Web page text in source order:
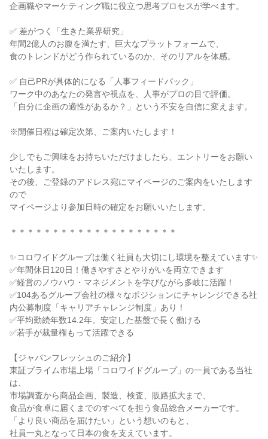
企画職やマーケティング職に役立つ思考プロセスが学べます。
✅ 差がつく「生きた業界研究」
年間2億人のお腹を満たす、巨大なプラットフォームで、
食のトレンドがどう作られているのか、そのリアルを体感。
✅ 自己PRが具体的になる「人事フィードバック」
ワーク中のあなたの発言や視点を、人事がプロの目で評価。
「自分に企画の適性があるか？」という不安を自信に変えます。
※開催日程は確定次第、ご案内いたします！
少しでもご興味をお持ちいただけましたら、エントリーをお願い
いたします。
その後、ご登録のアドレス宛にマイページのご案内をいたします
ので
マイページより参加日時の確定をお願いいたします。
＊＊＊＊＊＊＊＊＊＊＊＊＊＊＊＊＊＊＊＊
✨コロワイドグループは働く社員も大切にし環境を整えています✨
✅年間休日120日！働きやすさとやりがいを両立できます
✅経営のノウハウ・マネジメントを学びながら多岐に活躍！
✅104あるグループ会社の様々なポジションにチャレンジできる社
内公募制度「キャリアチャレンジ制度」あり！
✅平均勤続年数14.2年。安定した基盤で長く働ける
✅若手が裁量権もって活躍できる
【ジャパンフレッシュのご紹介】
東証プライム市場上場「コロワイドグループ」の一員である当社
は、
市場調査から商品企画、製造、検査、販路拡大まで、
食品が食卓に届くまでのすべてを担う食品総合メーカーです。
「より良い商品を届けたい」という想いのもと、
社員一丸となって日本の食を支えています。